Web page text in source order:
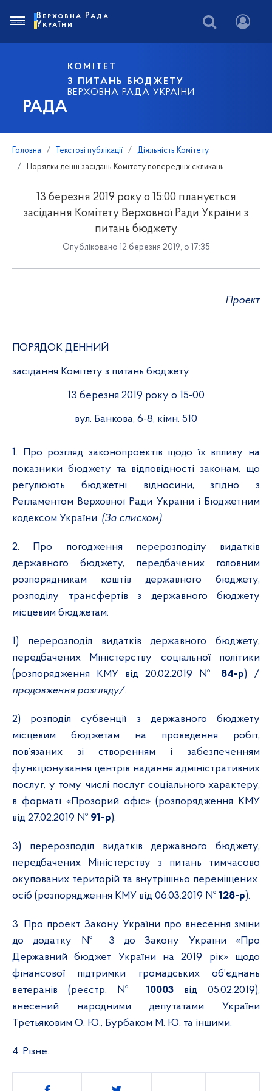
РАДА
КОМІТЕТ
З ПИТАНЬ БЮДЖЕТУ
ВЕРХОВНА РАДА УКРАЇНИ
Верховна Рада
України
Головна Текстові публікації
Діяльність Комітету
Порядки денні засідань Комітету попередніх скликань
13 березня 2019 року о 15:00 планується
засідання Комітету Верховної Ради України з
питань бюджету
Опубліковано 12 березня 2019, о 17:35
Проект
ПОРЯДОК ДЕННИЙ
засідання Комітету з питань бюджету
13 березня 2019 року о 15-00
вул. Банкова, 6-8, кімн. 510
1.
Про розгляд законопроектів щодо їх впливу на
показники бюджету та відповідності законам, що
регулюють бюджетні відносини, згідно з
Регламентом Верховної Ради України і Бюджетним
кодексом України. (За списком).
2. Про погодження перерозподілу видатків
державного бюджету, передбачених головним
розпорядникам коштів державного бюджету,
розподілу трансфертів з державного бюджету
місцевим бюджетам:
1) перерозподіл видатків державного бюджету,
передбачених Міністерству соціальної політики
(розпорядження КМУ від 20.02.2019 № 84-р) /
продовження розгляду/.
2) розподіл субвенції з державного бюджету
місцевим бюджетам на проведення робіт,
пов’язаних зі створенням і забезпеченням
функціонування центрів надання адміністративних
послуг, у тому числі послуг соціального характеру,
в форматі «Прозорий офіс» (розпорядження КМУ
від 27.02.2019 № 91-р).
3) перерозподіл видатків державного бюджету,
передбачених Міністерству з питань тимчасово
окупованих територій та внутрішньо переміщених
осіб (розпорядження КМУ від 06.03.2019 № 128-р).
3. Про проект Закону України про внесення зміни
до додатку № 3 до Закону України «Про
Державний бюджет України на 2019 рік» щодо
фінансової підтримки громадських об’єднань
ветеранів (реєстр. № 10003 від 05.02.2019),
внесений народними депутатами України
Третьяковим О. Ю., Бурбаком М. Ю. та іншими.
4. Різне.
Поділитись